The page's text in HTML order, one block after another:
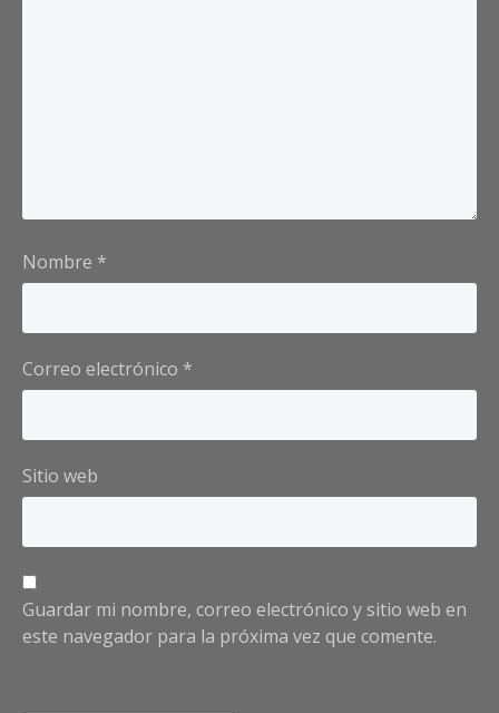
Nombre *
Correo electrónico *
Sitio web
Guardar mi nombre, correo electrónico y sitio web en
este navegador para la próxima vez que comente.